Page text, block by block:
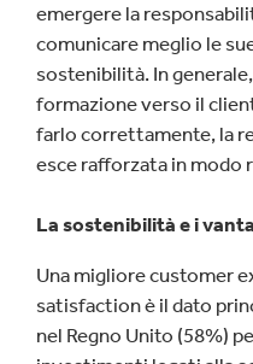
emergere la
comunicare meglio le
sostenibilità. In
formazione verso il
farlo correttamente, la
esce rafforzata in modo
La sostenibilità e i
Una migliore customer
satisfaction è il dato
nel Regno Unito (58%)